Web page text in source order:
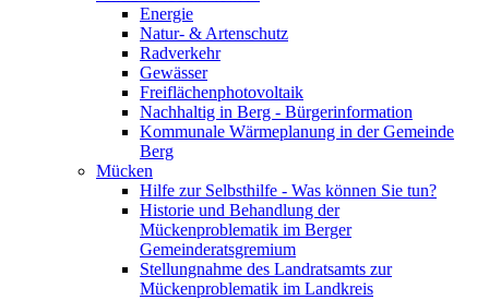
Energie
Natur- & Artenschutz
Radverkehr
Gewässer
Freiflächenphotovoltaik
Nachhaltig in Berg - Bürgerinformation
Kommunale Wärmeplanung in der Gemeinde
Berg
Mücken
Hilfe zur Selbsthilfe - Was können Sie tun?
Historie und Behandlung der
Mückenproblematik im Berger
Gemeinderatsgremium
Stellungnahme des Landratsamts zur
Mückenproblematik im Landkreis